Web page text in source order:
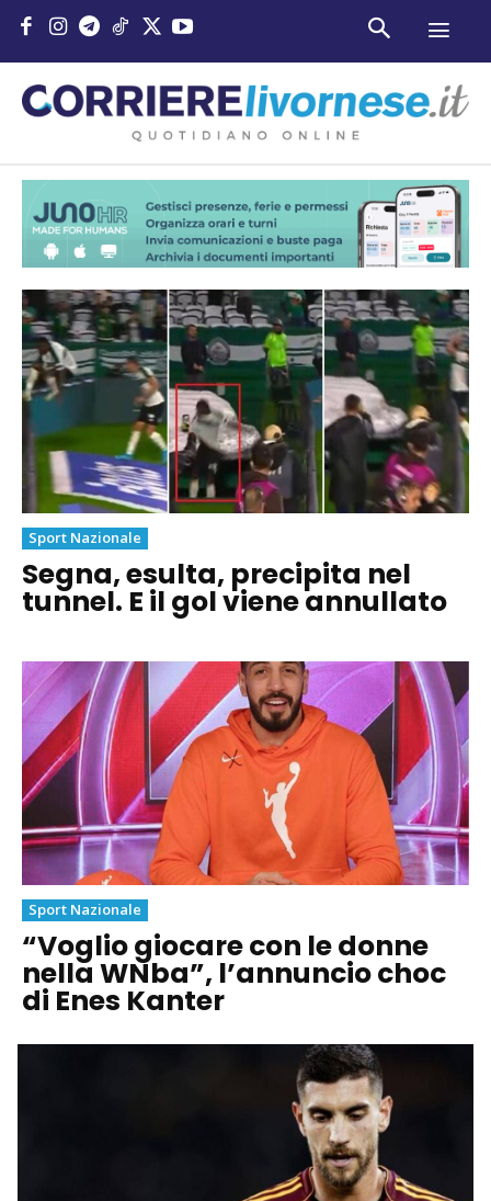
Sport Nazionale
Segna, esulta, precipita nel
tunnel. E il gol viene annullato
Sport Nazionale
“Voglio giocare con le donne
nella WNba”, l’annuncio choc
di Enes Kanter